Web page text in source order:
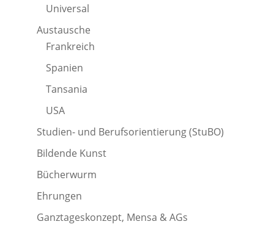
Universal
Austausche
Frankreich
Spanien
Tansania
USA
Studien- und Berufsorientierung (StuBO)
Bildende Kunst
Bücherwurm
Ehrungen
Ganztageskonzept, Mensa & AGs